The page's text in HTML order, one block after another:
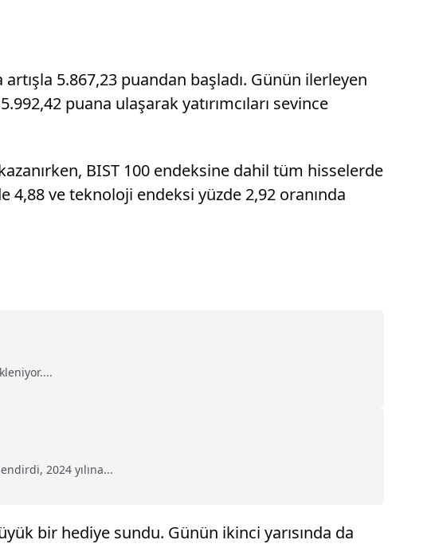
5.867,23 puandan başladı. Günün ilerleyen
puana ulaşarak yatırımcıları sevince
BIST 100 endeksine dahil tüm hisselerde
4,88 ve teknoloji endeksi yüzde 2,92 oranında
2024 yılına...
bir hediye sundu. Günün ikinci yarısında da